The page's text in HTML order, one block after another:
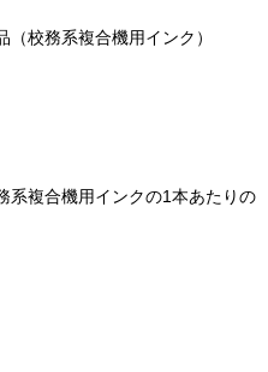
校務系複合機用インク）
系複合機用インクの1本あたりの